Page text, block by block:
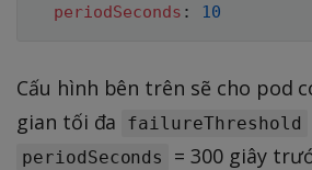
periodSeconds : 10
Cấu hình bên trên sẽ cho pod
gian tối đa
failureThreshold
periodSeconds
= 300 giây